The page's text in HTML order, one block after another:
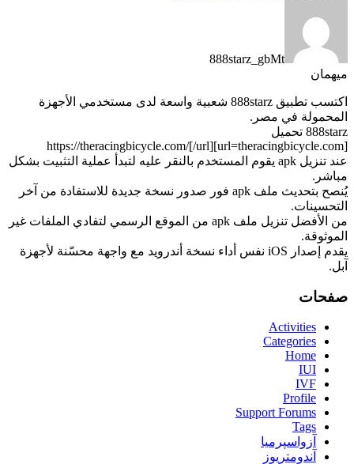
888starz_gbMt
میهمان
اكتسب تطبيق 888starz شعبية واسعة لدى مستخدمي الأجهزة
المحمولة في مصر.
888starz تحميل
[url=theracingbicycle.com]https://theracingbicycle.com/[/url]
عند تنزيل apk يقوم المستخدم بالنقر عليه لتبدأ عملية التثبيت بشكل
مباشر.
يُنصح بتحديث ملف apk فور صدور نسخة جديدة للاستفادة من آخر
التحسينات.
من الأفضل تنزيل ملف apk من الموقع الرسمي لتفادي الملفات غير
الموثوقة.
يقدم إصدار iOS نفس أداء نسخة أندرويد مع واجهة محسّنة لأجهزة
آبل.
صفحات
Activities
Categories
Home
IUI
IVF
Profile
Support Forums
Tags
آزواسپرمیا
آندومتریوز